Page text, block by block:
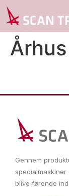
Gennem
specialmaskiner
blive førende